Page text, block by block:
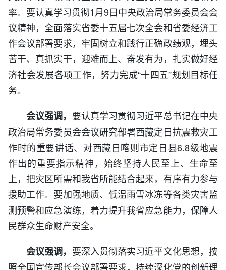
率。要认真学习贯彻1月9日中央政治局常务委员会会
议精神，全面落实省委十五届七次全会和省委经济工
作会议部署要求，牢固树立和践行正确政绩观，埋头
苦干、真抓实干，迎难而上、奋发有为，扎实做好经
济社会发展各项工作，努力完成“十四五”规划目标任
务。
会议强调， 要认真学习贯彻习近平总书记在中央
政治局常务委员会会议研究部署西藏定日抗震救灾工
作时的重要讲话、对西藏日喀则市定日县6.8级地震
作出的重要指示精神，始终坚持人民至上、生命至
上，把灾区所需和我省所能结合起来，有序有力参与
援助工作。要加强地质、低温雨雪冰冻等各类灾害监
测预警和应急演练，着力提升我省应急能力，保障人
民群众生命财产安全。
会议强调， 要深入贯彻落实习近平文化思想，按
照全国宣传部长会议部署要求，持续深化党的创新理